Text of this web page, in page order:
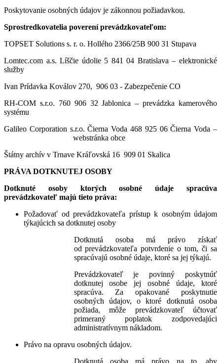
Poskytovanie osobných údajov je zákonnou požiadavkou.
Sprostredkovatelia poverení prevádzkovateľom:
TOPSET Solutions s. r. o. Hollého 2366/25B 900 31 Stupava
Lomtec.com a.s. Líščie údolie 5 841 04 Bratislava – elektronické
služby
Ivan Prídavka Koválov 270, 906 03 - Zabezpečenie CO
RH-COM s.r.o. 760 906 32 Jablonica – prevádzka kamerového
systému
Galileo Corporation s.r.o. Čierna Voda 468 925 06 Čierna Voda –
webstránka obce
Štátny archív v Trnave Kráľovská 16 909 01 Skalica
PRÁVA DOTKNUTEJ OSOBY
Dotknuté osoby ktorých osobné údaje spracúva
prevádzkovateľ majú tieto práva:
Požadovať od prevádzkovateľa prístup k osobným údajom
týkajúcich sa dotknutej osoby
Dotknutá osoba má právo získať
od prevádzkovateľa potvrdenie o tom, či sa
spracúvajú osobné údaje, ktoré sa jej týkajú.
Prevádzkovateľ je povinný poskytnúť
dotknutej osobe jej osobné údaje, ktoré
spracúva. Za opakované poskytnutie
osobných údajov, o ktoré dotknutá osoba
požiada, môže prevádzkovateľ účtovať
primeraný poplatok zodpovedajúci
administratívnym nákladom.
Právo na opravu osobných údajov.
Dotknutá osoba má právo na to, aby